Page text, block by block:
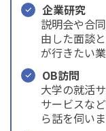
企業研究
説明会や合
由した面談
が行きたい
OB訪問
大学の就活
サービスな
ら話を伺い